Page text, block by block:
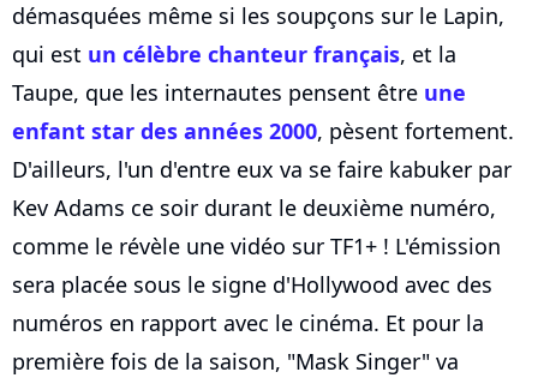
démasquées même si les soupçons sur le Lapin,
qui est un célèbre chanteur français, et la
Taupe, que les internautes pensent être une
enfant star des années 2000, pèsent fortement.
D'ailleurs, l'un d'entre eux va se faire kabuker par
Kev Adams ce soir durant le deuxième numéro,
comme le révèle une vidéo sur TF1+ ! L'émission
sera placée sous le signe d'Hollywood avec des
numéros en rapport avec le cinéma. Et pour la
première fois de la saison, "Mask Singer" va